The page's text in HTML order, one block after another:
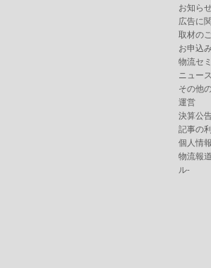
お知ら
広告に
取材の
お申込
物流セ
ニュー
その他
運営
決算公
記事の
個人情
物流報
ル-